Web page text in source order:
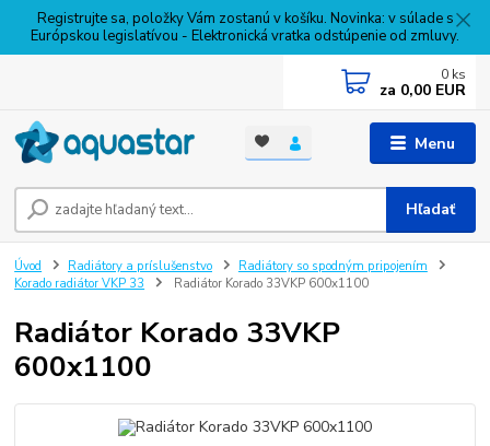
Registrujte sa, položky Vám zostanú v košíku. Novinka: v súlade s
Európskou legislatívou - Elektronická vratka odstúpenie od zmluvy.
Menu
Hľadať
0 ks
za 0,00 EUR
Úvod Radiátory a príslušenstvo
Radiátory so spodným pripojením
Korado radiátor VKP 33
Radiátor Korado 33VKP 600x1100
Radiátor Korado 33VKP
600x1100